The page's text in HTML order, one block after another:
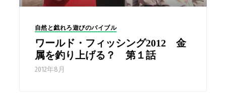
自然と戯れろ遊びのバイブル
ワールド・フィッシング2012 金
属を釣り上げる？ 第１話
2012年8月